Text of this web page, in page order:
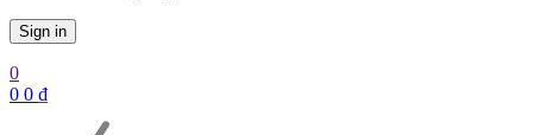
0
0 0 ₫